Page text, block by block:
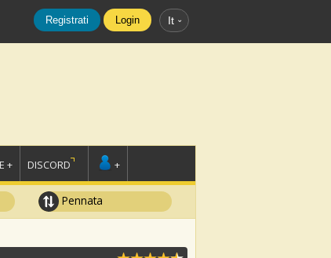
Registrati Login It
+ DISCORD +
Pennata